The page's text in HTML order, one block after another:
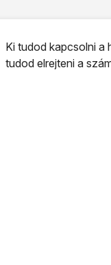
Ki tudod kapcsolni a
tudod elrejteni a